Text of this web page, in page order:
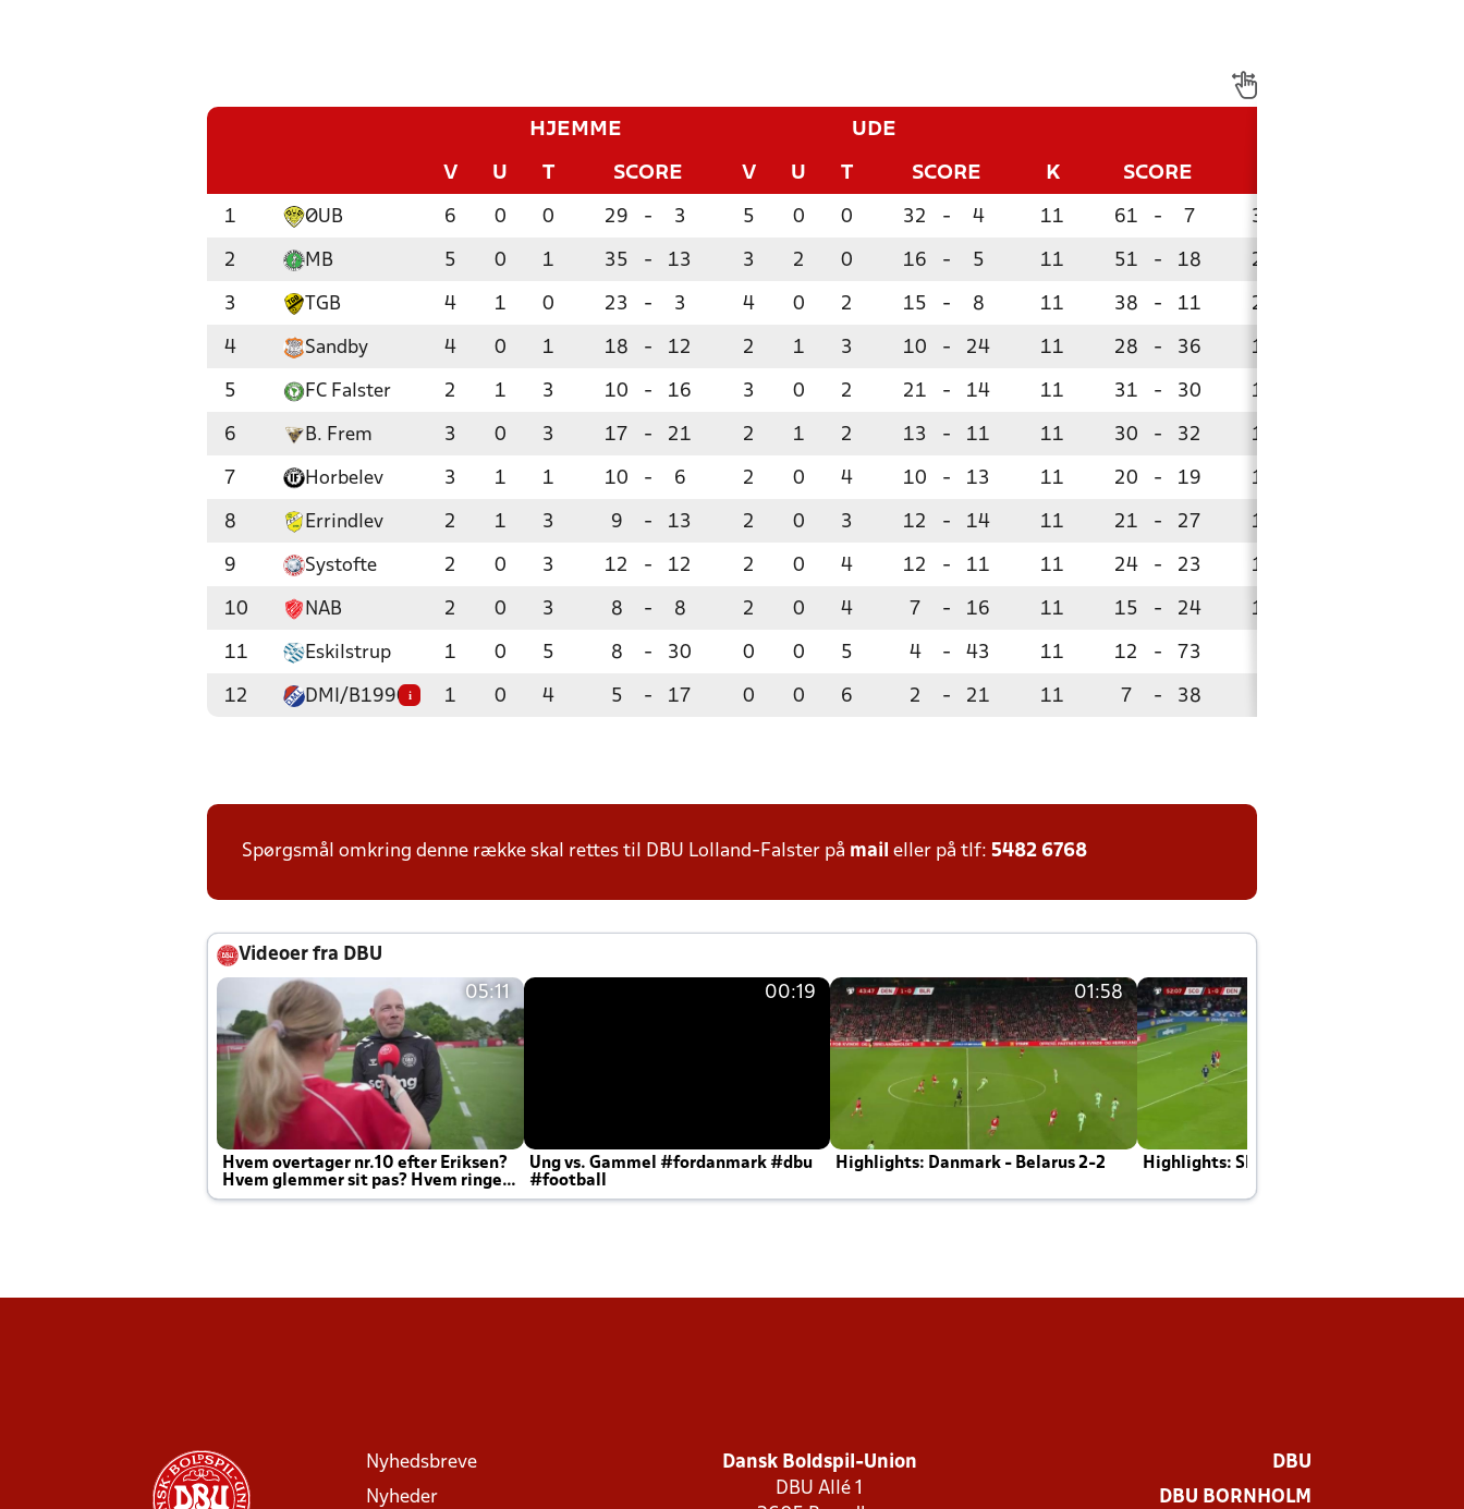
HJEMME UDE
V U T SCORE V U T SCORE K SCORE
1 ØUB 6 0 0 29 - 3 5 0 0 32 - 4 11 61 - 7 33
2 MB 5 0 1 35 - 13 3 2 0 16 - 5 11 51 - 18 26
3 TGB 4 1 0 23 - 3 4 0 2 15 - 8 11 38 - 11 25
4 Sandby 4 0 1 18 - 12 2 1 3 10 - 24 11 28 - 36 19
5 FC Falster 2 1 3 10 - 16 3 0 2 21 - 14 11 31 - 30 16
6 B. Frem 3 0 3 17 - 21 2 1 2 13 - 11 11 30 - 32 16
7 Horbelev 3 1 1 10 - 6 2 0 4 10 - 13 11 20 - 19 16
8 Errindlev 2 1 3 9 - 13 2 0 3 12 - 14 11 21 - 27 13
9 Systofte 2 0 3 12 - 12 2 0 4 12 - 11 11 24 - 23 12
10 NAB 2 0 3 8 - 8 2 0 4 7 - 16 11 15 - 24 12
11 Eskilstrup 1 0 5 8 - 30 0 0 5 4 - 43 11 12 - 73
12 DMI/B1990 i 1 0 4 5 - 17 0 0 6 2 - 21 11 7 - 38
Spørgsmål omkring denne række skal rettes til DBU Lolland-Falster på mail eller på tlf: 5482 6768
Videoer fra DBU
05:11
Hvem overtager nr.10 efter Eriksen?
Hvem glemmer sit pas? Hvem ringer
Joachim altid til efter kampe?
00:19
Ung vs. Gammel #fordanmark #dbu
#football
01:58
Highlights: Danmark - Belarus 2-2 Highlights: Skotland - Danmark 4-2
Nyhedsbreve
Nyheder
Dansk Boldspil-Union
DBU Allé 1
DBU
DBU BORNHOLM